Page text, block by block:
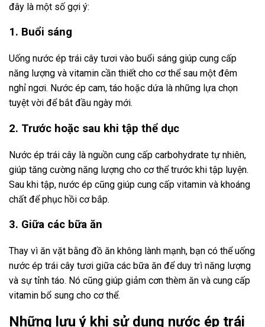
đây là một số gợi ý:
1. Buổi sáng
Uống nước ép trái cây tươi vào buổi sáng giúp cung cấp
năng lượng và vitamin cần thiết cho cơ thể sau một đêm
nghỉ ngơi. Nước ép cam, táo hoặc dứa là những lựa chọn
tuyệt vời để bắt đầu ngày mới.
2. Trước hoặc sau khi tập thể dục
Nước ép trái cây là nguồn cung cấp carbohydrate tự nhiên,
giúp tăng cường năng lượng cho cơ thể trước khi tập luyện.
Sau khi tập, nước ép cũng giúp cung cấp vitamin và khoáng
chất để phục hồi cơ bắp.
3. Giữa các bữa ăn
Thay vì ăn vặt bằng đồ ăn không lành mạnh, bạn có thể uống
nước ép trái cây tươi giữa các bữa ăn để duy trì năng lượng
và sự tỉnh táo. Nó cũng giúp giảm cơn thèm ăn và cung cấp
vitamin bổ sung cho cơ thể.
Những lưu ý khi sử dụng nước ép trái